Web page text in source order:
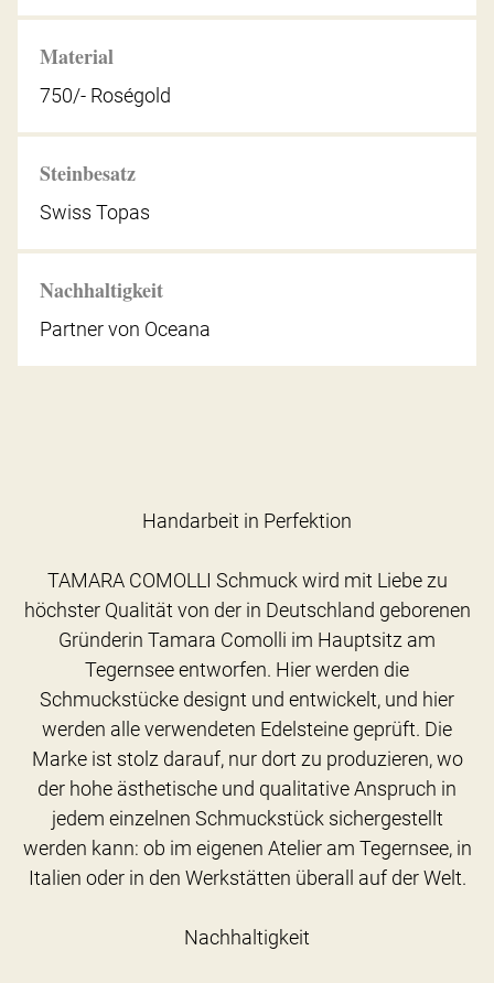
Material
750/- Roségold
Steinbesatz
Swiss Topas
Nachhaltigkeit
Partner von Oceana
Handarbeit in Perfektion
TAMARA COMOLLI Schmuck wird mit Liebe zu
höchster Qualität von der in Deutschland geborenen
Gründerin Tamara Comolli im Hauptsitz am
Tegernsee entworfen. Hier werden die
Schmuckstücke designt und entwickelt, und hier
werden alle verwendeten Edelsteine geprüft. Die
Marke ist stolz darauf, nur dort zu produzieren, wo
der hohe ästhetische und qualitative Anspruch in
jedem einzelnen Schmuckstück sichergestellt
werden kann: ob im eigenen Atelier am Tegernsee, in
Italien oder in den Werkstätten überall auf der Welt.
Nachhaltigkeit